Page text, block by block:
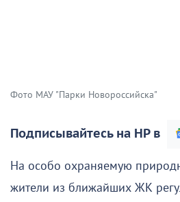
Фото МАУ "Парки Новороссийска"
Подписывайтесь на НР в
На особо охраняемую
жители из ближайших ЖК